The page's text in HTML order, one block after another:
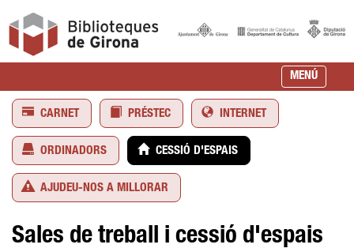
MENÚ
CARNET PRÉSTEC INTERNET
ORDINADORS CESSIÓ D'ESPAIS
AJUDEU-NOS A MILLORAR
Sales de treball i cessió d'espais